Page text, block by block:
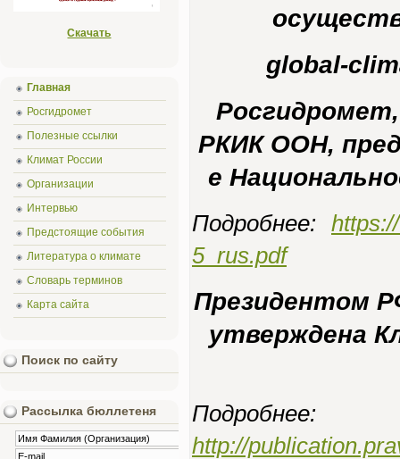
global-
РКИК ООН,
е
Подробнее:
5_rus.pdf
Президентом
утверждена
Подробнее:
http://
Скачать
Главная
Росгидромет
Полезные ссылки
Климат России
Организации
Интервью
Предстоящие события
Литература о климате
Словарь терминов
Карта сайта
Поиск по сайту
Рассылка бюллетеня